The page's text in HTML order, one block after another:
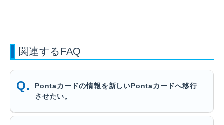
関連するFAQ
Pontaカードの情報を新しいPontaカードへ移行
させたい。